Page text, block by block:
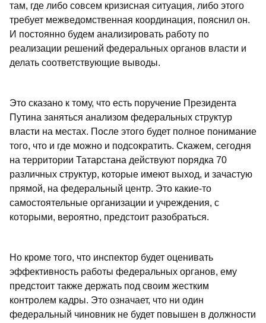
там, где либо совсем кризисная ситуация, либо этого
требует межведомственная координация, пояснил он.
И постоянно будем анализировать работу по
реализации решений федеральных органов власти и
делать соответствующие выводы.
Это сказано к тому, что есть поручение Президента
Путина заняться анализом федеральных структур
власти на местах. После этого будет полное понимание
того, что и где можно и подсократить. Скажем, сегодня
на территории Татарстана действуют порядка 70
различных структур, которые имеют выход, и зачастую
прямой, на федеральный центр. Это какие-то
самостоятельные организации и учреждения, с
которыми, вероятно, предстоит разобраться.
Но кроме того, что инспектор будет оценивать
эффективность работы федеральных органов, ему
предстоит также держать под своим жестким
контролем кадры. Это означает, что ни один
федеральный чиновник не будет повышен в должности